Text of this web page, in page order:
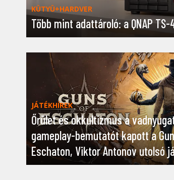
KÜTYÜ+HARDVER
Több mint adattároló: a QNAP TS-
JÁTÉKHÍREK
Őrület és okkultizmus a
gameplay-bemutatót kapott a
Eschaton, Viktor Antonov utolsó